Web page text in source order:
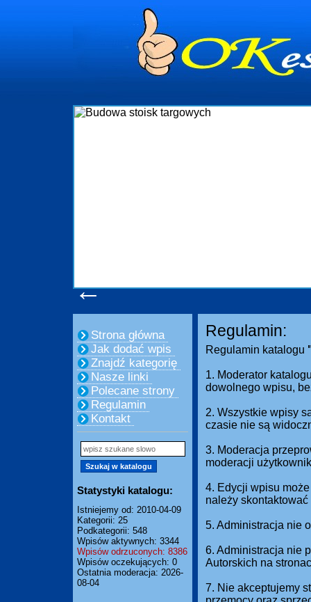
←
Strona główna
Jak dodać wpis
Znajdź kategorię
Nasze linki
Polecane strony
Regulamin
Kontakt
Statystyki katalogu:
Istniejemy od: 2010-04-09
Kategorii: 25
Podkategorii: 548
Wpisów aktywnych: 3344
Wpisów odrzuconych: 8386
Wpisów oczekujących: 0
Ostatnia moderacja: 2026-
08-04
Regulamin:
Regulamin katalogu
1. Moderator
dowolnego wpisu,
2. Wszystkie wpisy
czasie nie są
3. Moderacja
moderacji
4. Edycji wpisu
należy
5. Administracja nie
6. Administracja nie
Autorskich na
7. Nie akceptujemy